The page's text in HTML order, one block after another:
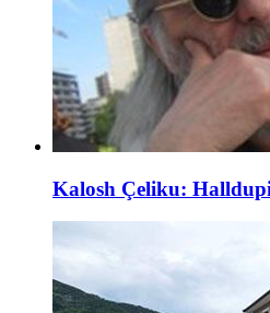
Kalosh Çeliku: Halldupi